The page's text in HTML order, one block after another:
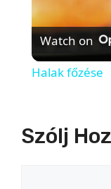
Watch on
Halak főzése
Szólj